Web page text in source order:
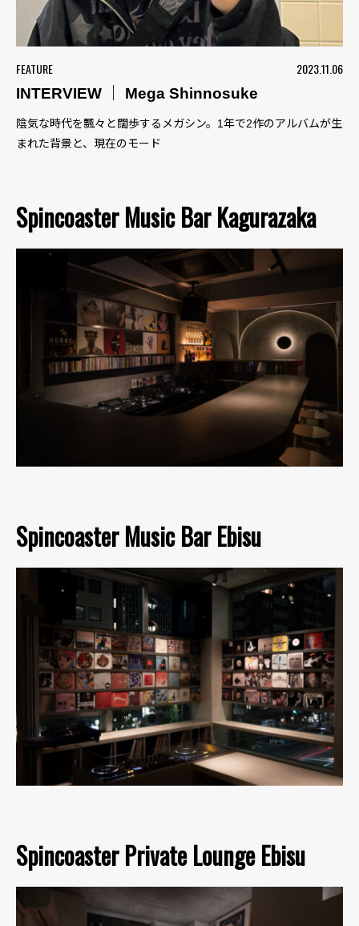
FEATURE
2023.11.06
INTERVIEW ｜ Mega Shinnosuke
陰気な時代を飄々と闊歩するメガシン。1年で2作のアルバムが生
まれた背景と、現在のモード
Spincoaster Music Bar Kagurazaka
Spincoaster Music Bar Ebisu
Spincoaster Private Lounge Ebisu